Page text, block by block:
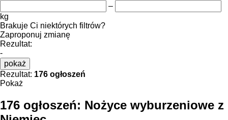
–
kg
Brakuje Ci niektórych filtrów?
Zaproponuj zmianę
Rezultat:
-
pokaż
Rezultat: 176 ogłoszeń
Pokaż
176 ogłoszeń: Nożyce wyburzeniowe z